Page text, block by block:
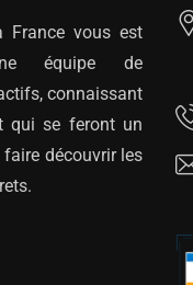
France vous est
équipe de
connaissant
qui se feront un
découvrir les